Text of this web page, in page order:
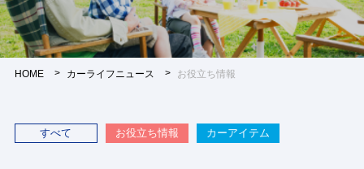
HOME カーライフニュース お役立ち情報
すべて お役立ち情報 カーアイテム